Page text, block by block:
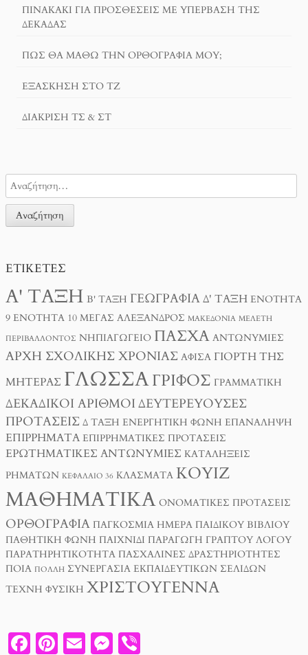
ΠΙΝΑΚΆΚΙ ΓΙΑ ΠΡΟΣΘΈΣΕΙΣ ΜΕ ΥΠΈΡΒΑΣΗ ΤΗΣ
ΔΕΚΆΔΑΣ
ΠΏΣ ΘΑ ΜΆΘΩ ΤΗΝ ΟΡΘΟΓΡΑΦΊΑ ΜΟΥ;
ΕΞΆΣΚΗΣΗ ΣΤΟ ΤΖ
ΔΙΆΚΡΙΣΗ ΤΣ & ΣΤ
ΕΤΙΚΈΤΕΣ
Α' ΤΆΞΗ Β' ΤΆΞΗ ΓΕΩΓΡΑΦΊΑΔ' ΤΆΞΗ ΕΝΌΤΗΤΑ
9 ΕΝΌΤΗΤΑ 10 ΜΈΓΑΣ ΑΛΈΞΑΝΔΡΟΣ ΜΑΚΕΔΟΝΊΑ ΜΕΛΈΤΗ
ΠΕΡΙΒΆΛΛΟΝΤΟΣ ΝΗΠΙΑΓΩΓΕΊΟ ΠΆΣΧΑ ΑΝΤΩΝΥΜΊΕΣ
ΑΡΧΉ ΣΧΟΛΙΚΉΣ ΧΡΟΝΙΆΣ ΑΦΊΣΑ ΓΙΟΡΤΉ ΤΗΣ
ΜΗΤΈΡΑΣ ΓΛΏΣΣΑΓΡΊΦΟΣ ΓΡΑΜΜΑΤΙΚΉ
ΔΕΚΑΔΙΚΟΊ ΑΡΙΘΜΟΊ ΔΕΥΤΕΡΕΎΟΥΣΕΣ
ΠΡΟΤΆΣΕΙΣ Δ ΤΑΞΗ ΕΝΕΡΓΗΤΙΚΉ ΦΩΝΉ ΕΠΑΝΆΛΗΨΗ
ΕΠΙΡΡΉΜΑΤΑ ΕΠΙΡΡΗΜΑΤΙΚΈΣ ΠΡΟΤΆΣΕΙΣ
ΕΡΩΤΗΜΑΤΙΚΈΣ ΑΝΤΩΝΥΜΊΕΣ ΚΑΤΑΛΉΞΕΙΣ
ΡΗΜΆΤΩΝ ΚΕΦΆΛΑΙΟ 36 ΚΛΆΣΜΑΤΑ ΚΟΥΊΖ
ΜΑΘΗΜΑΤΙΚΆ ΟΝΟΜΑΤΙΚΈΣ ΠΡΟΤΆΣΕΙΣ
ΟΡΘΟΓΡΑΦΊΑ ΠΑΓΚΌΣΜΙΑ ΗΜΈΡΑ ΠΑΙΔΙΚΟΎ ΒΙΒΛΊΟΥ
ΠΑΘΗΤΙΚΉ ΦΩΝΉ ΠΑΙΧΝΊΔΙ ΠΑΡΑΓΩΓΉ ΓΡΑΠΤΟΎ ΛΌΓΟΥ
ΠΑΡΑΤΗΡΗΤΙΚΌΤΗΤΑ ΠΑΣΧΑΛΙΝΈΣ ΔΡΑΣΤΗΡΙΌΤΗΤΕΣ
ΠΟΙΑ ΠΟΛΛΉ ΣΥΝΕΡΓΑΣΊΑ ΕΚΠΑΙΔΕΥΤΙΚΏΝ ΣΕΛΊΔΩΝ
ΤΈΧΝΗ ΦΥΣΙΚΉ ΧΡΙΣΤΟΎΓΕΝΝΑ
F PI E M